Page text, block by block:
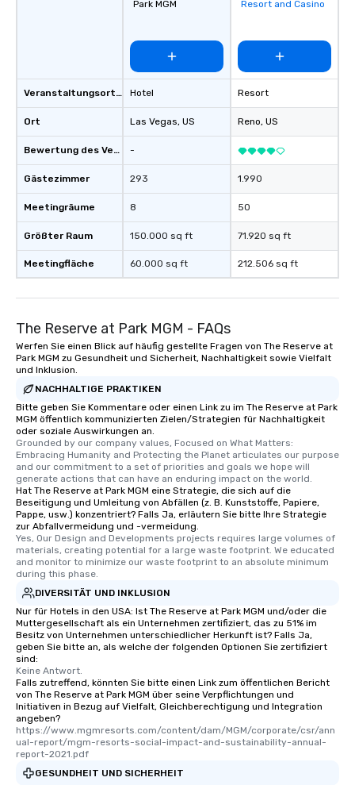
Veranstaltungsortstyp
Ort
Bewertung des Veranstaltungsortes
Gästezimmer
Meetingräume
Größter Raum
Meetingfläche
Park MGM
Hotel
Las Vegas, US
-
293
8
150.000 sq ft
60.000 sq ft
favorites
Resort and Casino
Resort
Reno, US
1.990
50
71.920 sq ft
212.506 sq ft
The Reserve at Park MGM - FAQs
Werfen Sie einen Blick auf häufig gestellte Fragen von The Reserve at
Park MGM zu Gesundheit und Sicherheit, Nachhaltigkeit sowie Vielfalt
und Inklusion.
NACHHALTIGE PRAKTIKEN
Bitte geben Sie Kommentare oder einen Link zu im The Reserve at Park
MGM öffentlich kommunizierten Zielen/Strategien für Nachhaltigkeit
oder soziale Auswirkungen an.
Grounded by our company values, Focused on What Matters:
Embracing Humanity and Protecting the Planet articulates our purpose
and our commitment to a set of priorities and goals we hope will
generate actions that can have an enduring impact on the world.
Hat The Reserve at Park MGM eine Strategie, die sich auf die
Beseitigung und Umleitung von Abfällen (z. B. Kunststoffe, Papiere,
Pappe, usw.) konzentriert? Falls Ja, erläutern Sie bitte Ihre Strategie
zur Abfallvermeidung und -vermeidung.
Yes, Our Design and Developments projects requires large volumes of
materials, creating potential for a large waste footprint. We educated
and monitor to minimize our waste footprint to an absolute minimum
during this phase.
DIVERSITÄT UND INKLUSION
Nur für Hotels in den USA: Ist The Reserve at Park MGM und/oder die
Muttergesellschaft als ein Unternehmen zertifiziert, das zu 51% im
Besitz von Unternehmen unterschiedlicher Herkunft ist? Falls Ja,
geben Sie bitte an, als welche der folgenden Optionen Sie zertifiziert
sind:
Keine Antwort.
Falls zutreffend, könnten Sie bitte einen Link zum öffentlichen Bericht
von The Reserve at Park MGM über seine Verpflichtungen und
Initiativen in Bezug auf Vielfalt, Gleichberechtigung und Integration
angeben?
https://www.mgmresorts.com/content/dam/MGM/corporate/csr/ann
ual-report/mgm-resorts-social-impact-and-sustainability-annual-
report-2021.pdf
GESUNDHEIT UND SICHERHEIT